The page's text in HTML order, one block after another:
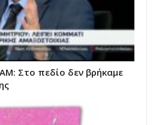
Στο πεδίο δεν βρήκαμε